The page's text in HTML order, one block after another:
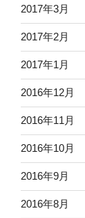
2017年3月
2017年2月
2017年1月
2016年12月
2016年11月
2016年10月
2016年9月
2016年8月